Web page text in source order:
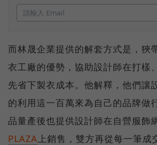
而林晟企業提供的解套方式是，狹
衣工廠的優勢，協助設計師在打樣
先省下製衣成本。他解釋，他們讓
的利用這一百萬來為自己的品牌做
品量產後也提供設計師在自營服飾
PLAZA 上銷售，雙方再從每一筆成